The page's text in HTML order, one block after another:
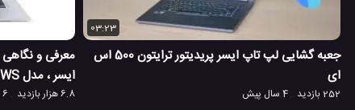
03:23
جعبه گشایی لپ تاپ ایسر پریدیتور ترایتون 500 اس
ای
252 بازدید 4 سال پیش
ایسر ، مدل CB3-431-C3WS
6.8 هزار بازدید 6 سال پیش